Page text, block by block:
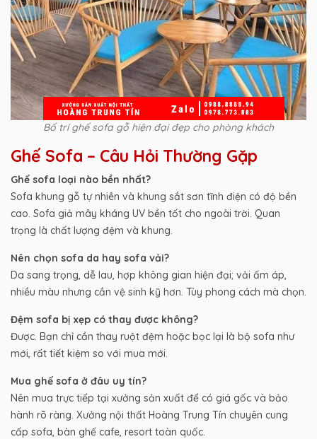
Bố trí ghế sofa gỗ hiện đại đẹp cho phòng khách
Ghế Sofa – Câu Hỏi Thường Gặp
Ghế sofa loại nào bền nhất?
Sofa khung gỗ tự nhiên và khung sắt sơn tĩnh điện có độ bền
cao. Sofa giả mây kháng UV bền tốt cho ngoài trời. Quan
trọng là chất lượng đệm và khung.
Nên chọn sofa da hay sofa vải?
Da sang trọng, dễ lau, hợp không gian hiện đại; vải ấm áp,
nhiều màu nhưng cần vệ sinh kỹ hơn. Tùy phong cách mà chọn.
Đệm sofa bị xẹp có thay được không?
Được. Bạn chỉ cần thay ruột đệm hoặc bọc lại là bộ sofa như
mới, rất tiết kiệm so với mua mới.
Mua ghế sofa ở đâu uy tín?
Nên mua trực tiếp tại xưởng sản xuất để có giá gốc và bảo
hành rõ ràng. Xưởng nội thất Hoàng Trung Tín chuyên cung
cấp sofa, bàn ghế cafe, resort toàn quốc.